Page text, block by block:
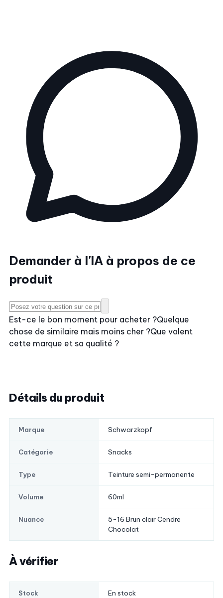
Demander à l'IA à propos de ce
produit
Est-ce le bon moment pour acheter ?Quelque
chose de similaire mais moins cher ?Que valent
cette marque et sa qualité ?
Détails du produit
Marque Schwarzkopf
Catégorie Snacks
Type Teinture semi-permanente
Volume 60ml
Nuance
5-16 Brun clair Cendre
Chocolat
À vérifier
Stock En stock